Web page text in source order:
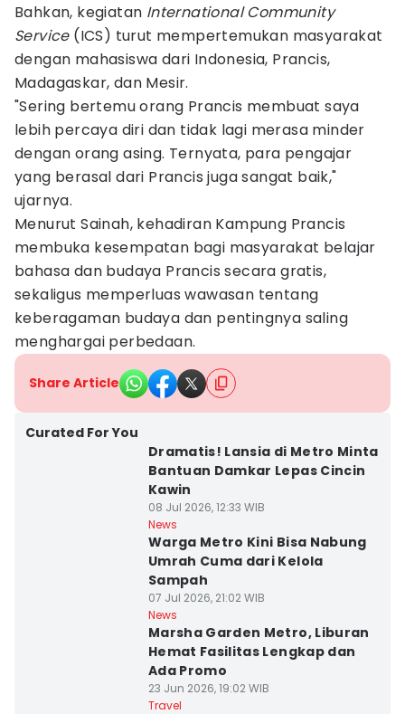
Bahkan, kegiatan International Community
Service(ICS) turut mempertemukan masyarakat
dengan mahasiswa dari Indonesia, Prancis,
Madagaskar, dan Mesir.
"Sering bertemu orang Prancis membuat saya
lebih percaya diri dan tidak lagi merasa minder
dengan orang asing. Ternyata, para pengajar
yang berasal dari Prancis juga sangat baik,"
ujarnya.
Menurut Sainah, kehadiran Kampung Prancis
membuka kesempatan bagi masyarakat belajar
bahasa dan budaya Prancis secara gratis,
sekaligus memperluas wawasan tentang
keberagaman budaya dan pentingnya saling
menghargai perbedaan.
Share Article
Curated For You
Dramatis! Lansia di Metro Minta
Bantuan Damkar Lepas Cincin
Kawin
08 Jul 2026, 12:33 WIB
News
Warga Metro Kini Bisa Nabung
Umrah Cuma dari Kelola
Sampah
07 Jul 2026, 21:02 WIB
News
Marsha Garden Metro, Liburan
Hemat Fasilitas Lengkap dan
Ada Promo
23 Jun 2026, 19:02 WIB
Travel